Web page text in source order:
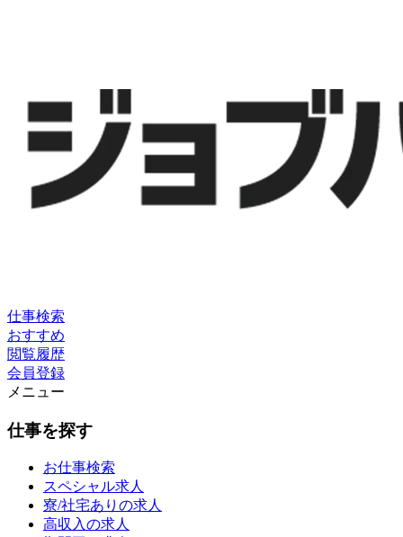
仕事検索
おすすめ
閲覧履歴
会員登録
メニュー
仕事を探す
お仕事検索
スペシャル求人
寮/社宅ありの求人
高収入の求人